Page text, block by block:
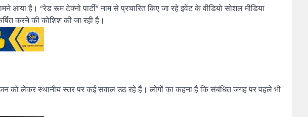
आया है। “रेड रूम टेक्नो पार्टी” नाम से प्रचारित किए जा रहे इवेंट के वीडियो सोशल मीडिया
करने की कोशिश की जा रही है।
को लेकर स्थानीय स्तर पर कई सवाल उठ रहे हैं। लोगों का कहना है कि संबंधित जगह पर पहले भी